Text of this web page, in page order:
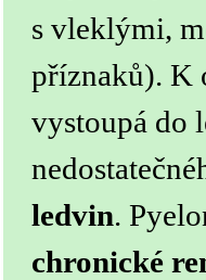
s vleklými,
příznaků). K
vystoupá do
ledvin.
chronické